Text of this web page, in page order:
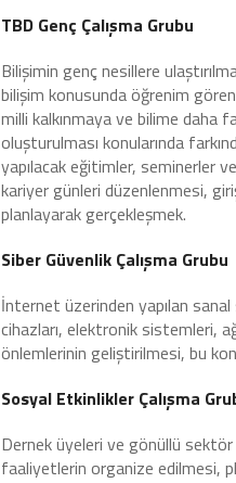
TBD Genç Çalışma Grubu
Bilişimin genç nesillere
bilişim konusunda öğrenim
milli kalkınmaya ve bilime daha
oluşturulması konularında
yapılacak eğitimler, seminerler
kariyer günleri düzenlenmesi,
planlayarak gerçekleşmek.
Siber Güvenlik Çalışma Grubu
İnternet üzerinden yapılan sanal
cihazları, elektronik sistemleri,
önlemlerinin geliştirilmesi, bu
Sosyal Etkinlikler Çalışma
Dernek üyeleri ve gönüllü sektör
faaliyetlerin organize edilmesi,